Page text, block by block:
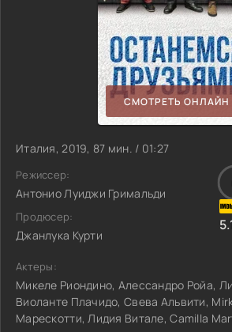
СМОТРЕТЬ ОНЛАЙН
Италия, 2019, 87 мин. / 01:27
Режиссер:
Антонио Луиджи Гримальди
Продюсер:
Джанлука Курти
Актеры:
Микеле Риондино, Алессандро Ройа,
Виоланте Плачидо, Свева Альвити,
Марескотти, Лидия Витале, Camilla